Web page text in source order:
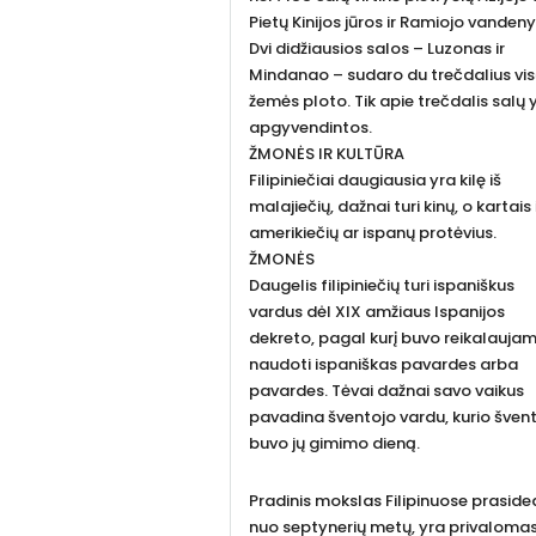
Pietų Kinijos jūros ir Ramiojo
Dvi didžiausios salos – Luzonas ir
Mindanao – sudaro du trečdalius
žemės ploto. Tik apie trečdalis salų
apgyvendintos.
ŽMONĖS IR KULTŪRA
Filipiniečiai daugiausia yra kilę iš
malajiečių, dažnai turi kinų, o kartais
amerikiečių ar ispanų protėvius.
ŽMONĖS
Daugelis filipiniečių turi ispaniškus
vardus dėl XIX amžiaus Ispanijos
dekreto, pagal kurį buvo
naudoti ispaniškas pavardes arba
pavardes. Tėvai dažnai savo vaikus
pavadina šventojo vardu, kurio
buvo jų gimimo dieną.
Pradinis mokslas Filipinuose
nuo septynerių metų, yra